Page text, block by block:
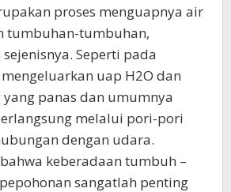
proses menguapnya air
tumbuhan-tumbuhan,
Seperti pada
uap H2O dan
yang panas dan umumnya
melalui pori-pori
dengan udara.
keberadaan tumbuh –
sangatlah penting